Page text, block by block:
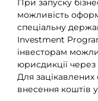
При запуску
можливість
спеціальну
Investment
інвесторам
юрисдикції через
Для зацікавлених
внесення коштів